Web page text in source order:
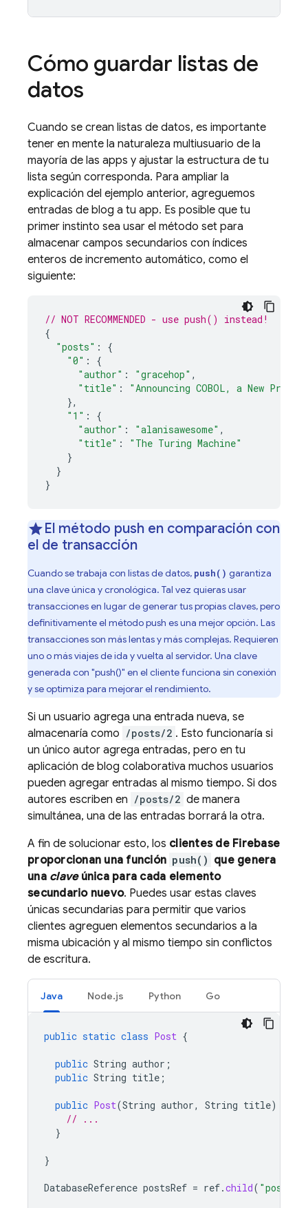
Cómo guardar listas de
datos
Cuando se crean listas de datos, es importante
tener en mente la naturaleza multiusuario de la
mayoría de las apps y ajustar la estructura de tu
lista según corresponda. Para ampliar la
explicación del ejemplo anterior, agreguemos
entradas de blog a tu app. Es posible que tu
primer instinto sea usar el método set para
almacenar campos secundarios con índices
enteros de incremento automático, como el
siguiente:
// NOT RECOMMENDED - use push() instead!
{
"posts" :
{
"0" :
{
"author" : "gracehop" ,
"title" :
"Announcing COBOL, a New
},
"1" :
{
"author" : "alanisawesome" ,
"title" :
"The Turing Machine"
}
}
}
El método push en comparación con
el de transacción
Cuando se trabaja con listas de datos, push() garantiza
una clave única y cronológica. Tal vez quieras usar
transacciones en lugar de generar tus propias claves, pero
definitivamente el método push es una mejor opción. Las
transacciones son más lentas y más complejas. Requieren
uno o más viajes de ida y vuelta al servidor. Una clave
generada con "push()" en el cliente funciona sin conexión
y se optimiza para mejorar el rendimiento.
Si un usuario agrega una entrada nueva, se
almacenaría como /posts/2 . Esto funcionaría si
un único autor agrega entradas, pero en tu
aplicación de blog colaborativa muchos usuarios
pueden agregar entradas al mismo tiempo. Si dos
autores escriben en /posts/2 de manera
simultánea, una de las entradas borrará la otra.
A fin de solucionar esto, los clientes de Firebase
proporcionan una función push() que genera
una claveúnica para cada elemento
secundario nuevo. Puedes usar estas claves
únicas secundarias para permitir que varios
clientes agreguen elementos secundarios a la
misma ubicación y al mismo tiempo sin conflictos
de escritura.
Java Node.js Python Go
public static class Post {
public String author ;
public String title ;
public Post(String author, String title)
// ...
}
}
DatabaseReference postsRef = ref.child( "posts"